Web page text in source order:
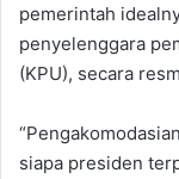
pemerintah
penyelenggara
(KPU), secara
siapa presiden